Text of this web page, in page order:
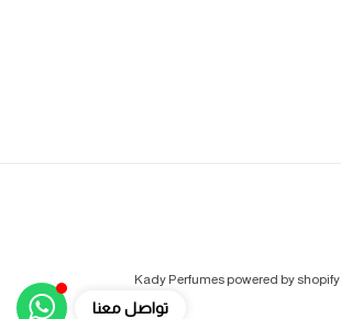
Kady Perfumes powered by shopify
تواصل معنا